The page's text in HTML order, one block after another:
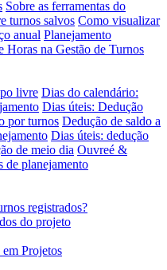
Sobre as ferramentas do
turnos salvos Como visualizar
anual Planejamento
Horas na Gestão de Turnos
livre Dias do calendário:
Dias úteis: Dedução
por turnos Dedução de saldo a
Dias úteis: dedução
de meio dia Ouvreé &
de planejamento
registrados?
do projeto
em Projetos